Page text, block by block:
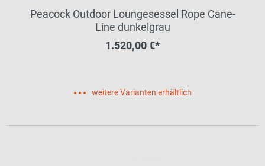
Peacock Outdoor Loungesessel Rope Cane-
Line dunkelgrau
1.520,00 €*
weitere Varianten erhältlich